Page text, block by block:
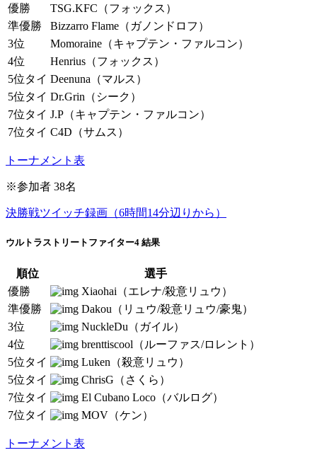
優勝
TSG.KFC（フォックス）
準優勝
Bizzarro Flame（ガノンドロフ）
3位
Momoraine（キャプテン・ファルコン）
4位
Henrius（フォックス）
5位タイ Deenuna（マルス）
5位タイ Dr.Grin（シーク）
7位タイ J.P（キャプテン・ファルコン）
7位タイ C4D（サムス）
トーナメント表
※参加者 38名
決勝戦ツイッチ録画（6時間14分辺りから）
ウルトラストリートファイター4 結果
順位
選手
優勝
Xiaohai（エレナ/殺意リュウ）
準優勝
Dakou（リュウ/殺意リュウ/豪鬼）
3位
NuckleDu（ガイル）
4位
brenttiscool（ルーファス/ロレント）
5位タイ
Luken（殺意リュウ）
5位タイ
ChrisG（さくら）
7位タイ
El Cubano Loco（バルログ）
7位タイ
MOV（ケン）
トーナメント表